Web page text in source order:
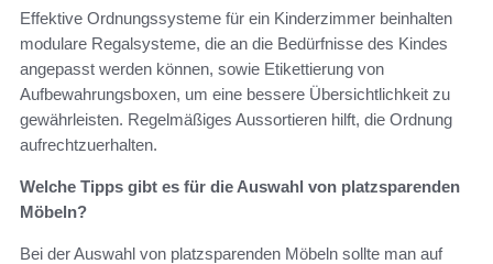
Effektive Ordnungssysteme für ein Kinderzimmer beinhalten
modulare Regalsysteme, die an die Bedürfnisse des Kindes
angepasst werden können, sowie Etikettierung von
Aufbewahrungsboxen, um eine bessere Übersichtlichkeit zu
gewährleisten. Regelmäßiges Aussortieren hilft, die Ordnung
aufrechtzuerhalten.
Welche Tipps gibt es für die Auswahl von platzsparenden
Möbeln?
Bei der Auswahl von platzsparenden Möbeln sollte man auf